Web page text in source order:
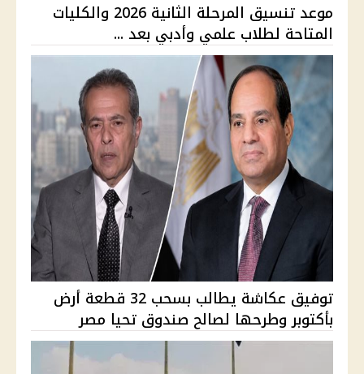
موعد تنسيق المرحلة الثانية 2026 والكليات
المتاحة لطلاب علمي وأدبي بعد ...
توفيق عكاشة يطالب بسحب 32 قطعة أرض
بأكتوبر وطرحها لصالح صندوق تحيا مصر